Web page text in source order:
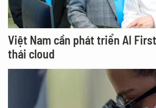
Việt Nam cần phát triển AI
thái cloud